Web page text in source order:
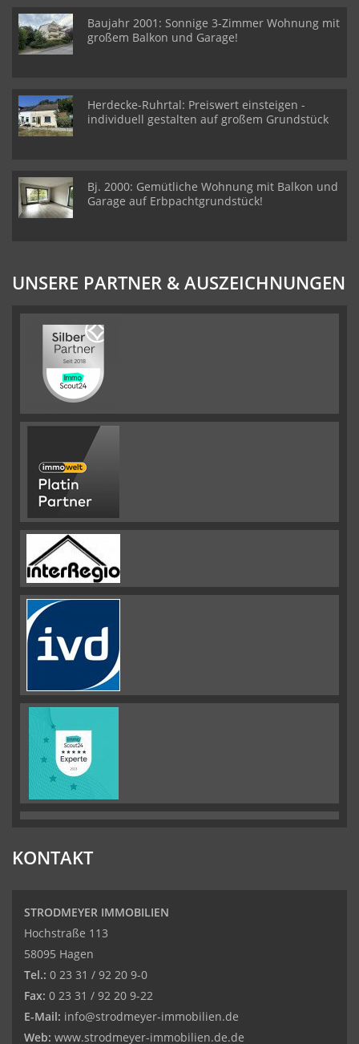
Baujahr 2001: Sonnige 3-Zimmer Wohnung mit
großem Balkon und Garage!
Herdecke-Ruhrtal: Preiswert einsteigen -
individuell gestalten auf großem Grundstück
Bj. 2000: Gemütliche Wohnung mit Balkon und
Garage auf Erbpachtgrundstück!
UNSERE PARTNER & AUSZEICHNUNGEN
KONTAKT
STRODMEYER IMMOBILIEN
Hochstraße 113
58095 Hagen
Tel.: 0 23 31 / 92 20 9-0
Fax: 0 23 31 / 92 20 9-22
E-Mail: info@strodmeyer-immobilien.de
Web: www.strodmeyer-immobilien.de.de